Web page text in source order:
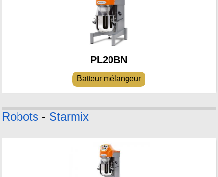
PL20BN
Batteur mélangeur
Robots - Starmix